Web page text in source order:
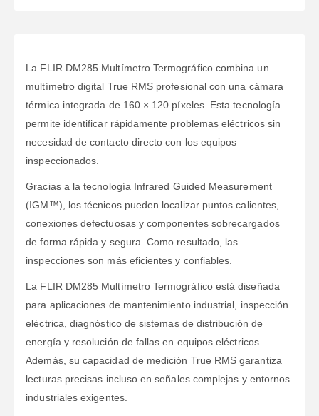
La FLIR DM285 Multímetro Termográfico combina un
multímetro digital True RMS profesional con una cámara
térmica integrada de 160 × 120 píxeles. Esta tecnología
permite identificar rápidamente problemas eléctricos sin
necesidad de contacto directo con los equipos
inspeccionados.
Gracias a la tecnología Infrared Guided Measurement
(IGM™), los técnicos pueden localizar puntos calientes,
conexiones defectuosas y componentes sobrecargados
de forma rápida y segura. Como resultado, las
inspecciones son más eficientes y confiables.
La FLIR DM285 Multímetro Termográfico está diseñada
para aplicaciones de mantenimiento industrial, inspección
eléctrica, diagnóstico de sistemas de distribución de
energía y resolución de fallas en equipos eléctricos.
Además, su capacidad de medición True RMS garantiza
lecturas precisas incluso en señales complejas y entornos
industriales exigentes.